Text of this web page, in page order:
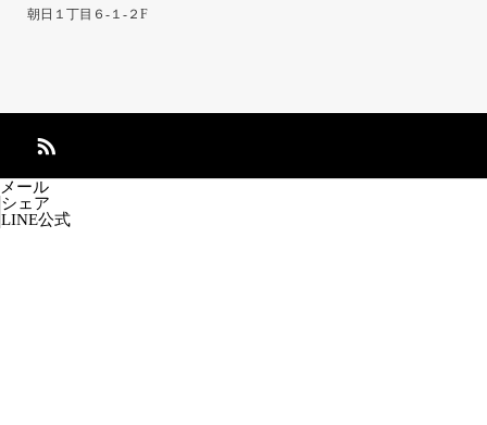
朝日１丁目６-１-２F
メール
シェア
LINE公式